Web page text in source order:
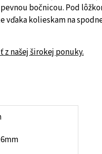
bočnicou. Pod
kolieskam na
našej širokej ponuky.